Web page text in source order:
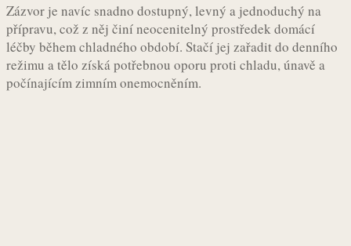
Zázvor je navíc snadno dostupný, levný a jednoduchý na
přípravu, což z něj činí neocenitelný prostředek domácí
léčby během chladného období. Stačí jej zařadit do denního
režimu a tělo získá potřebnou oporu proti chladu, únavě a
počínajícím zimním onemocněním.